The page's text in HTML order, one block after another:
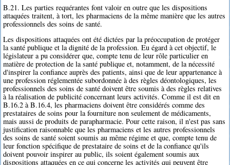
B.21. Les parties requérantes font valoir en outre que les dispositions
attaquées traitent, à tort, les pharmaciens de la même manière que les autres
professionnels des soins de santé.
Les dispositions attaquées ont été dictées par la préoccupation de protéger
la santé publique et la dignité de la profession. Eu égard à cet objectif, le
législateur a pu considérer que, compte tenu de leur rôle particulier en
matière de protection de la santé publique et, notamment, de la nécessité
d'inspirer la confiance auprès des patients, ainsi que de leur appartenance à
une profession réglementée subordonnée à des règles déontologiques, les
professionnels des soins de santé doivent être soumis à des règles relatives
à la réalisation de publicité concernant leurs activités. Comme il est dit en
B.16.2 à B.16.4, les pharmaciens doivent être considérés comme des
prestataires de soins pour la fourniture non seulement de médicaments,
mais aussi de produits de parapharmacie. Pour cette raison, il n'est pas sans
justification raisonnable que les pharmaciens et les autres professionnels
des soins de santé soient soumis au même régime et que, compte tenu de
leur fonction spécifique de prestataire de soins et de la confiance qu'ils
doivent pouvoir inspirer au public, ils soient également soumis aux
dispositions attaquées en ce qui concerne les activités qui peuvent être